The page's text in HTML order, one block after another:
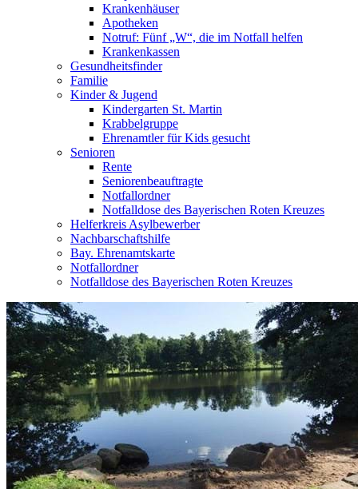
Krankenhäuser
Apotheken
Notruf: Fünf „W“, die im Notfall helfen
Krankenkassen
Gesundheitsfinder
Familie
Kinder & Jugend
Kindergarten St. Martin
Krabbelgruppe
Ehrenamtler für Kids gesucht
Senioren
Rente
Seniorenbeauftragte
Notfallordner
Notfalldose des Bayerischen Roten Kreuzes
Helferkreis Asylbewerber
Nachbarschaftshilfe
Bay. Ehrenamtskarte
Notfallordner
Notfalldose des Bayerischen Roten Kreuzes